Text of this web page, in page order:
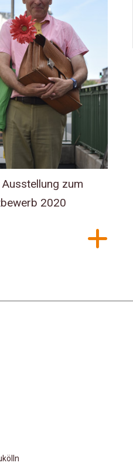
Ausstellung zum
2020